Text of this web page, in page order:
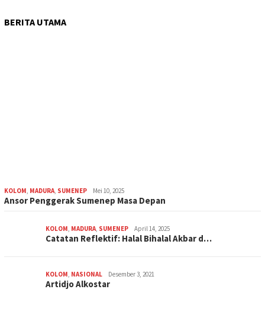
BERITA UTAMA
KOLOM, MADURA, SUMENEP Mei 10, 2025
Ansor Penggerak Sumenep Masa Depan
KOLOM, MADURA, SUMENEP April 14, 2025
Catatan Reflektif: Halal Bihalal Akbar d…
KOLOM, NASIONAL Desember 3, 2021
Artidjo Alkostar